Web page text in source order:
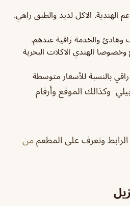
الاكل لذيذ والطبق راهي.
وهادئ والخدمة راقية عندهم.
الهندي الاكلات البحرية
بالنسبة للأسعار متوسطة
بيلي وكذالك الموقع وأرقام
الرابط وتعرف على المطعم من